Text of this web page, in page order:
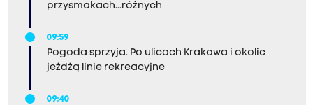
przysmakach...różnych
09:59
Pogoda sprzyja. Po ulicach Krakowa i okolic
jeżdżą linie rekreacyjne
09:40